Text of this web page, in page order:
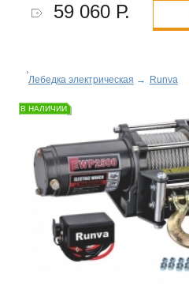
59 060 Р.
Лебедка электрическая → Runva
В НАЛИЧИИ